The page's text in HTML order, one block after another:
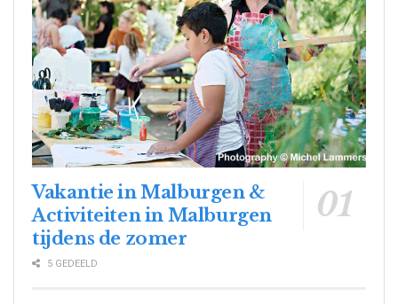
Vakantie in Malburgen &
Activiteiten in Malburgen
tijdens de zomer
5 GEDEELD